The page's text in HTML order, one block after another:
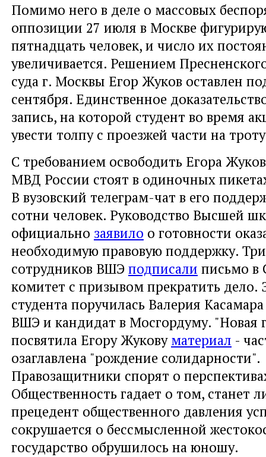
Помимо него в деле о массовых
оппозиции 27 июля в Москве
пятнадцать человек, и число их
увеличивается. Решением
суда г. Москвы Егор Жуков оставлен
сентября. Единственное
запись, на которой студент во время
увести толпу с проезжей части на
С требованием освободить Егора
МВД России стоят в одиночных
В вузовский телеграм-чат в его
сотни человек. Руководство Высшей
официально заявило о готовности
необходимую правовую поддержку.
сотрудников ВШЭ подписали письмо в
комитет с призывом прекратить дело.
студента поручилась Валерия
ВШЭ и кандидат в Мосгордуму. "Новая
посвятила Егору Жукову материал -
озаглавлена "рождение солидарности".
Правозащитники спорят о
Общественность гадает о том, станет
прецедент общественного давления
сокрушается о бессмысленной
государство обрушилось на юношу.